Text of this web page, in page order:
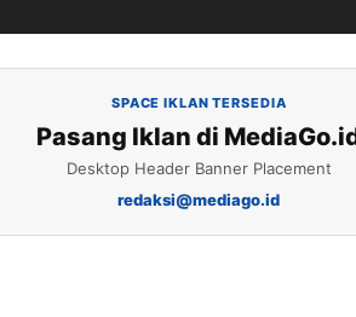
SPACE IKLAN TERSEDIA
Pasang Iklan di
Desktop Header Banner Placement
redaksi@mediago.id